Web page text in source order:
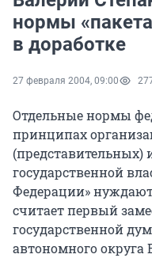
нормы
в доработке
27 февраля 2004, 09:00
Отдельные нормы
принципах
(представительных)
государственной
Федерации»
считает первый
государственной
автономного округа